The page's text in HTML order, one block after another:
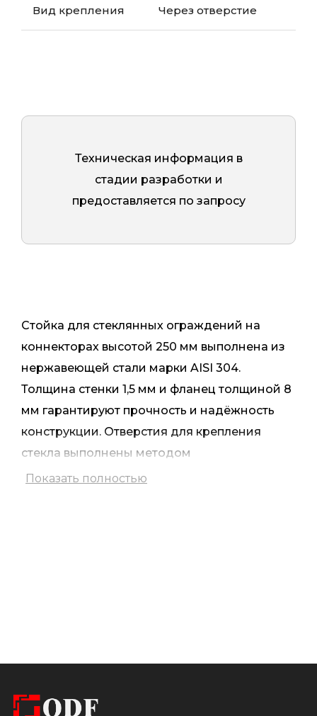
Вид крепления Через отверстие
Техническая информация в
стадии разработки и
предоставляется по запросу
Стойка для стеклянных ограждений на
коннекторах высотой 250 мм выполнена из
нержавеющей стали марки AISI 304.
Толщина стенки 1,5 мм и фланец толщиной 8
мм гарантируют прочность и надёжность
конструкции. Отверстия для крепления
стекла выполнены методом
термосверления, что обеспечивает точную и
не только практично в использовании, но
который подойдет под любой проект.
Показать полностью